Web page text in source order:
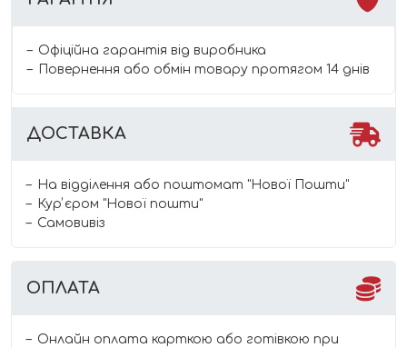
Офіційна гарантія від виробника
Повернення або обмін товару протягом 14 днів
ДОСТАВКА
На відділення або поштомат "Нової Пошти"
Курʼєром "Нової пошти"
Самовивіз
ОПЛАТА
Онлайн оплата карткою або готівкою при